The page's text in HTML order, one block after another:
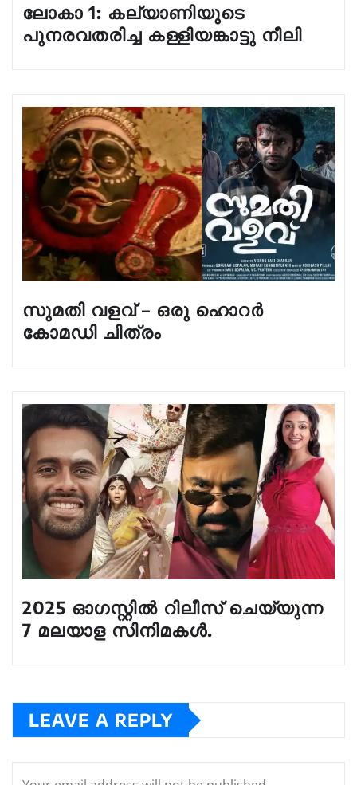
ലോകാ 1: കല്യാണിയുടെ
പുനരവതരിച്ച കള്ളിയങ്കാട്ടു നീലി
സുമതി വളവ് – ഒരു ഹൊറർ
കോമഡി ചിത്രം
2025 ഓഗസ്റ്റിൽ റിലീസ് ചെയ്യുന്ന
7 മലയാള സിനിമകൾ.
LEAVE A REPLY